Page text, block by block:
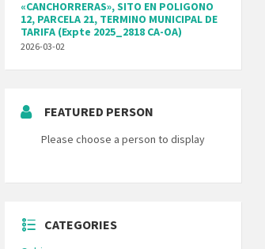
«CANCHORRERAS», SITO EN POLIGONO
12, PARCELA 21, TERMINO MUNICIPAL DE
TARIFA (Expte 2025_2818 CA-OA)
2026-03-02
FEATURED PERSON
Please choose a person to display
CATEGORIES